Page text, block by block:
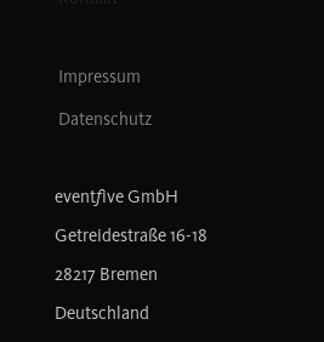
Impressum
Datenschutz
eventfive GmbH
Getreidestraße 16-18
28217 Bremen
Deutschland